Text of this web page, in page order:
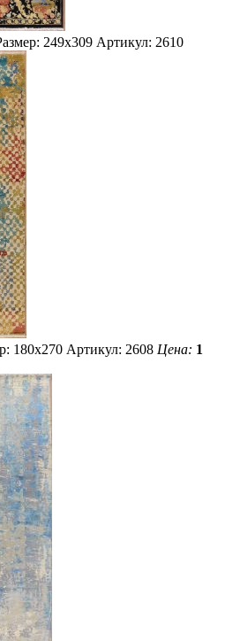
249х309 Артикул: 2610
180х270 Артикул: 2608 Цена: 1